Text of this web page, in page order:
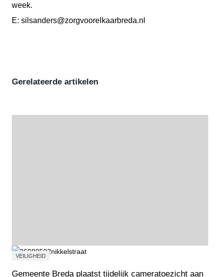
week.
E: silsanders@zorgvoorelkaarbreda.nl
Gerelateerde artikelen
VEILIGHEID
Gemeente Breda plaatst tijdelijk cameratoezicht aan